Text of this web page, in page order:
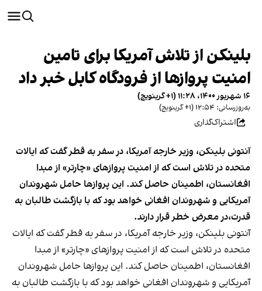
بلینکن از تلاش آمریکا برای تامین
امنیت پروازها از فرودگاه کابل خبر داد
۱۶ شهریور ۱۴۰۰، ۱۱:۲۸ (‎+۱ گرینویچ)
به‌روزرسانی: ۱۲:۵۴ (‎+۱ گرینویچ)
اشتراک‌گذاری
آنتونی بلینکن، وزیر خارجه آمریکا، در سفر به قطر گفت که ایالات
متحده در تلاش است که از امنیت پروازهای «چارتر» از مبدا
افغانستان، اطمینان حاصل کند. این پروازها حامل شهروندان
آمریکایی و شهروندان افغانی خواهد بود که با بازگشت طالبان به
قدرت،در معرض خطر قرار دارند.
آنتونی بلینکن، وزیر خارجه آمریکا، در سفر به قطر گفت که ایالات
متحده در تلاش است که از امنیت پروازهای «چارتر» از مبدا
افغانستان، اطمینان حاصل کند. این پروازها حامل شهروندان
آمریکایی و شهروندان افغانی خواهد بود که با بازگشت طالبان به